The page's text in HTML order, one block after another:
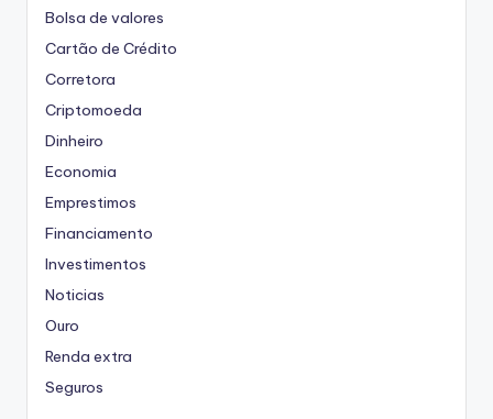
Bolsa de valores
Cartão de Crédito
Corretora
Criptomoeda
Dinheiro
Economia
Emprestimos
Financiamento
Investimentos
Noticias
Ouro
Renda extra
Seguros